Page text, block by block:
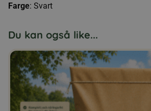
Farge: Svart
Du kan også like...